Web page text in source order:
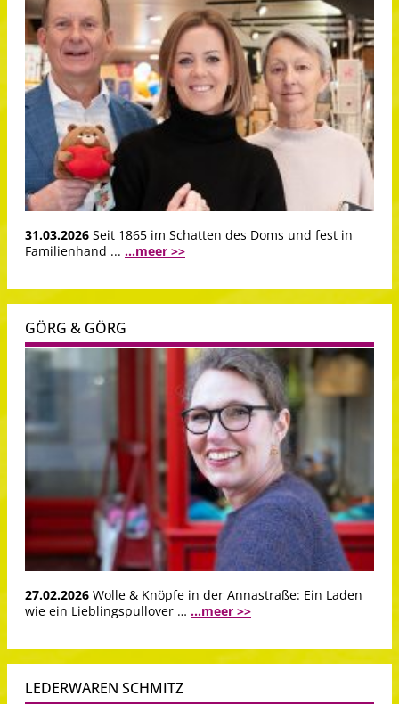
31.03.2026 Seit 1865 im Schatten des Doms und fest in
Familienhand ... ...meer >>
GÖRG & GÖRG
27.02.2026 Wolle & Knöpfe in der Annastraße: Ein Laden
wie ein Lieblingspullover … ...meer >>
LEDERWAREN SCHMITZ